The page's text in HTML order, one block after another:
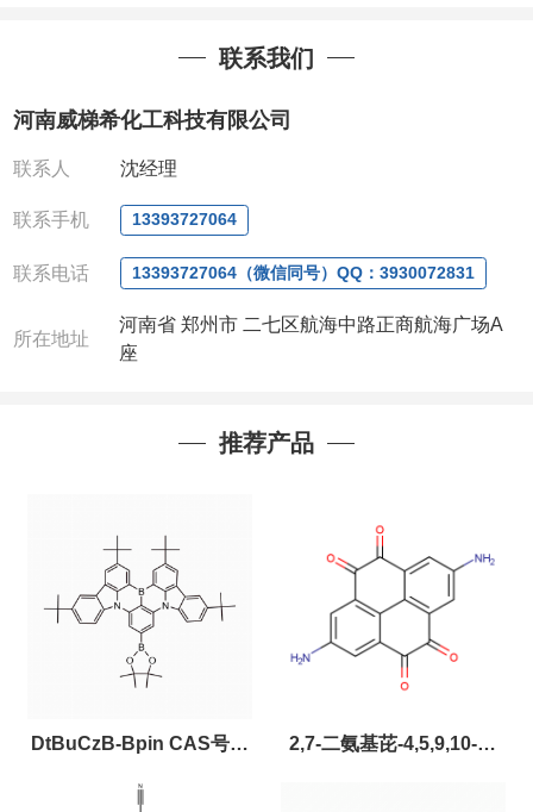
联系我们
河南威梯希化工科技有限公司
联系人 沈经理
联系手机 13393727064
联系电话 13393727064（微信同号）QQ：3930072831
所在地址
河南省 郑州市 二七区航海中路正商航海广场A
座
推荐产品
DtBuCzB-Bpin CAS号：
2643331-97-7
2,7-二氨基芘-4,5,9,10-四